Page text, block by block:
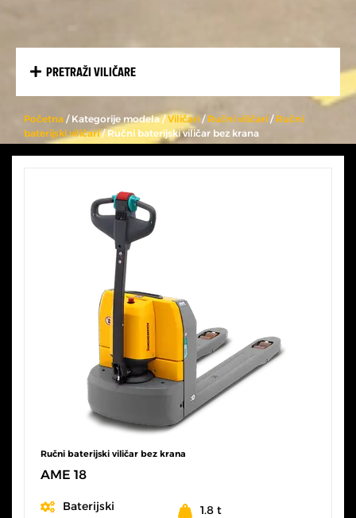
PRETRAŽI VILIČARE
Početna / Kategorije modela /Viličari / Ručni viličari / Ručni
baterijski viličari/ Ručni baterijski viličar bez krana
Ručni baterijski viličar bez krana
AME 18
Baterijski
1.8 t